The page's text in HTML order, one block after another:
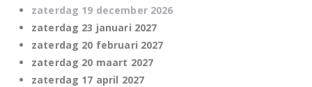
zaterdag 19 december 2026
zaterdag 23 januari 2027
zaterdag 20 februari 2027
zaterdag 20 maart 2027
zaterdag 17 april 2027